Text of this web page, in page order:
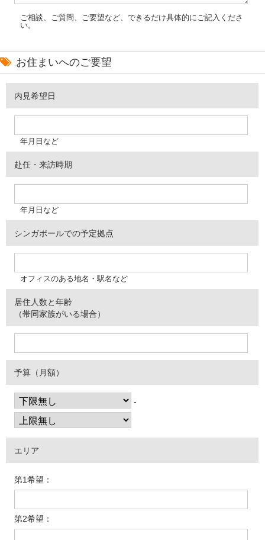
ご相談、ご質問、ご要望など、できるだけ具体的にご記入くださ
い。
お住まいへのご要望
内見希望日
年月日など
赴任・来訪時期
年月日など
シンガポールでの予定拠点
オフィスのある地名・駅名など
居住人数と年齢
（帯同家族がいる場合）
予算（月額）
-
エリア
第1希望：
第2希望：